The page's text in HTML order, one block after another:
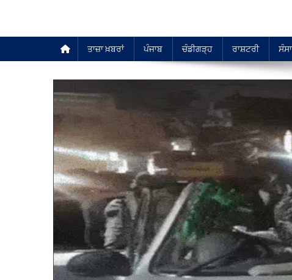
ਤਾਜ਼ਾ ਖ਼ਬਰਾਂ ਪੰਜਾਬ ਚੰਡੀਗੜ੍ਹ ਰਾਸ਼ਟਰੀ